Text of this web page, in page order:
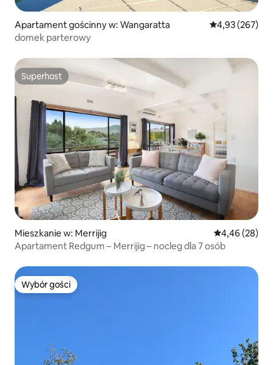
Apartament gościnny w: Wangaratta Średnia
4,93 (267)
domek parterowy
Superhost
Superhost
Mieszkanie w: Merrijig Średnia
4,46 (28)
Apartament Redgum – Merrijig – nocleg dla 7 osób
Wybór gości
Wybór gości